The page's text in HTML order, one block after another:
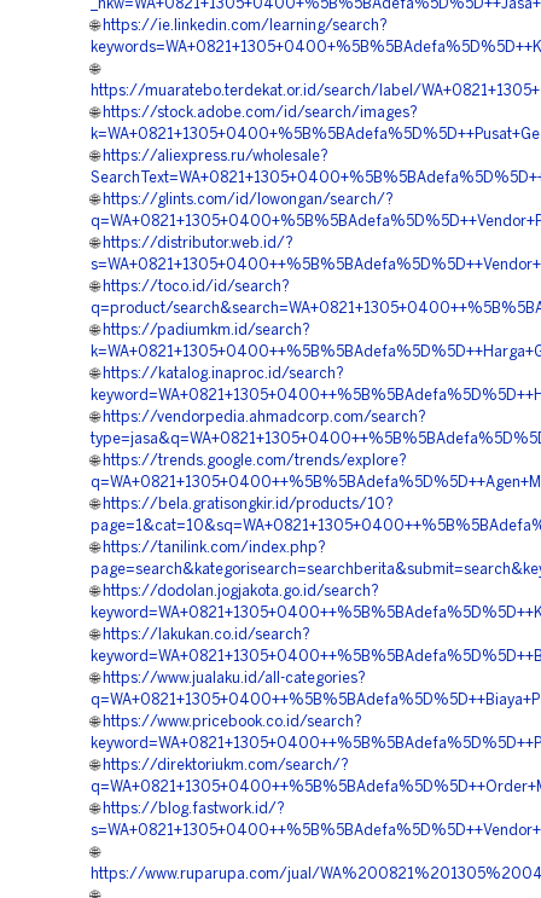
🌐 https://ie.linkedin.com/learning/search?
🌐
https://muaratebo.terdekat.or.id/search/label/
🌐 https://stock.adobe.com/id/search/images?
🌐 https://aliexpress.ru/wholesale?
🌐 https://glints.com/id/lowongan/search/?
🌐 https://distributor.web.id/?
🌐 https://toco.id/id/search?
q=product/
🌐 https://padiumkm.id/search?
🌐 https://katalog.inaproc.id/search?
🌐 https://vendorpedia.ahmadcorp.com/search?
🌐 https://trends.google.com/trends/explore?
🌐 https://bela.gratisongkir.id/products/10?
🌐 https://tanilink.com/index.php?
🌐 https://dodolan.jogjakota.go.id/search?
🌐 https://lakukan.co.id/search?
🌐 https://www.jualaku.id/all-categories?
🌐 https://www.pricebook.co.id/search?
🌐 https://direktoriukm.com/search/?
🌐 https://blog.fastwork.id/?
🌐
https://www.ruparupa.com/jual/